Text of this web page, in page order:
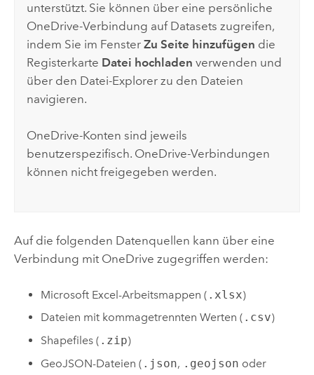
unterstützt. Sie können über eine persönliche
OneDrive-Verbindung auf Datasets zugreifen,
indem Sie im FensterZu Seite hinzufügen die
Registerkarte Datei hochladen verwenden und
über den Datei-Explorer zu den Dateien
navigieren.
OneDrive-Konten sind jeweils
benutzerspezifisch. OneDrive-Verbindungen
können nicht freigegeben werden.
Auf die folgenden Datenquellen kann über eine
Verbindung mit OneDrive zugegriffen werden:
Microsoft Excel-Arbeitsmappen ( .xlsx)
Dateien mit kommagetrennten Werten ( .csv)
Shapefiles ( .zip)
GeoJSON-Dateien ( .json, .geojson oder